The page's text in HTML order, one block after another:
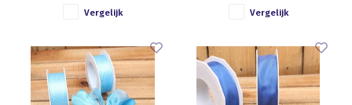
Vergelijk Vergelijk